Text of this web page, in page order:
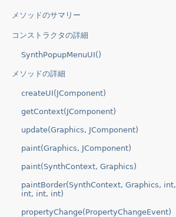
メソッドのサマリー
コンストラクタの詳細
SynthPopupMenuUI()
メソッドの詳細
createUI(JComponent)
getContext(JComponent)
update(Graphics, JComponent)
paint(Graphics, JComponent)
paint(SynthContext, Graphics)
paintBorder(SynthContext, Graphics, int,
int, int, int)
propertyChange(PropertyChangeEvent)